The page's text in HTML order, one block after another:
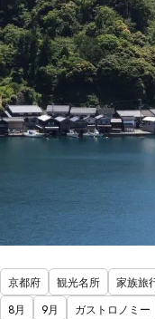
京都府 観光名所 家族旅
8月
9月 ガストロノミー